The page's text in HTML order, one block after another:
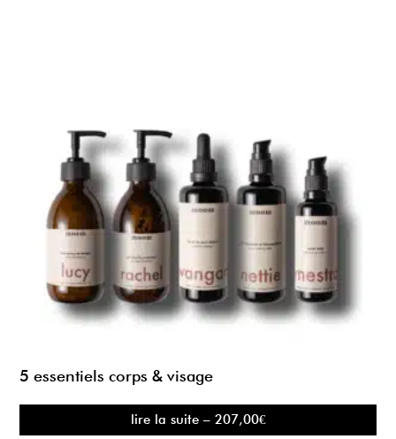
5 essentiels corps & visage
lire la suite – 207,00€